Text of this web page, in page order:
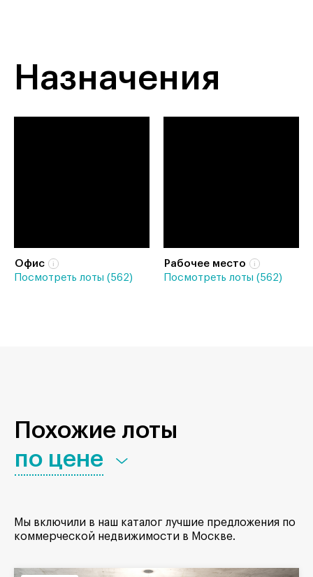
Назначения
Офис
Посмотреть лоты (562)
Рабочее место
Посмотреть лоты (562)
Похожие лоты
по цене
Мы включили в наш каталог лучшие предложения по
коммерческой недвижимости в Москве.